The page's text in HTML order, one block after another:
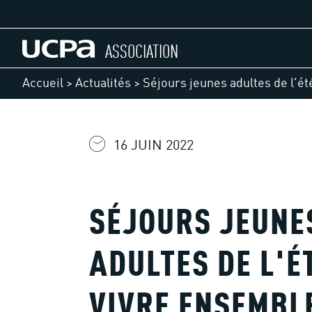
ASSOCIATION
Accueil > Actualités > Séjours jeunes adultes de
16 JUIN 2022
SÉJOURS
ADULTES DE